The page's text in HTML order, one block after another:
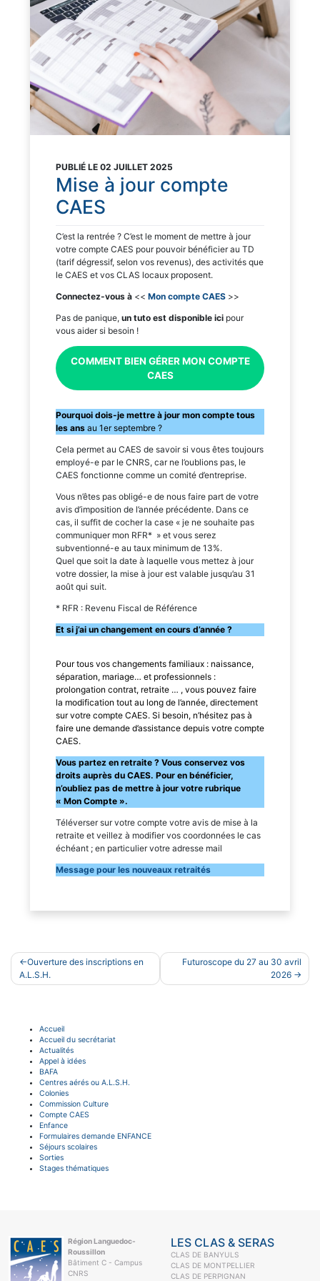
PUBLIÉ LE 02 JUILLET 2025
Mise à jour compte
CAES
C’est la rentrée ? C’est le moment de mettre à jour
votre compte CAES pour pouvoir bénéficier au TD
(tarif dégressif, selon vos revenus), des activités que
le CAES et vos CLAS locaux proposent.
Connectez-vous à << Mon compte CAES >>
Pas de panique, un tuto est disponible ici pour
vous aider si besoin !
COMMENT BIEN GÉRER MON COMPTE
CAES
Pourquoi dois-je mettre à jour mon compte tous
les ans au 1er septembre ?
Cela permet au CAES de savoir si vous êtes toujours
employé-e par le CNRS, car ne l’oublions pas, le
CAES fonctionne comme un comité d’entreprise.
Vous n’êtes pas obligé-e de nous faire part de votre
avis d’imposition de l’année précédente. Dans ce
cas, il suffit de cocher la case « je ne souhaite pas
communiquer mon RFR* » et vous serez
subventionné-e au taux minimum de 13%.
Quel que soit la date à laquelle vous mettez à jour
votre dossier, la mise à jour est valable jusqu’au 31
août qui suit.
* RFR : Revenu Fiscal de Référence
Et si j’ai un changement en cours d’année ?
Pour tous vos changements familiaux : naissance,
séparation, mariage… et professionnels :
prolongation contrat, retraite … , vous pouvez faire
la modification tout au long de l’année, directement
sur votre compte CAES. Si besoin, n’hésitez pas à
faire une demande d’assistance depuis votre compte
CAES.
Vous partez en retraite ? Vous conservez vos
droits auprès du CAES. Pour en bénéficier,
n’oubliez pas de mettre à jour votre rubrique
« Mon Compte ».
Téléverser sur votre compte votre avis de mise à la
retraite et veillez à modifier vos coordonnées le cas
échéant ; en particulier votre adresse mail
Message pour les nouveaux retraités
Navigation
de
Ouverture des inscriptions en
A.L.S.H.
Futuroscope du 27 au 30 avril
2026
Accueil
Accueil du secrétariat
Actualités
Appel à idées
BAFA
Centres aérés ou A.L.S.H.
Colonies
Commission Culture
Compte CAES
Enfance
Formulaires demande ENFANCE
Séjours scolaires
Sorties
Stages thématiques
Région Languedoc-
Roussillon
Bâtiment C - Campus
CNRS
LES CLAS & SERAS
CLAS DE BANYULS
CLAS DE MONTPELLIER
CLAS DE PERPIGNAN